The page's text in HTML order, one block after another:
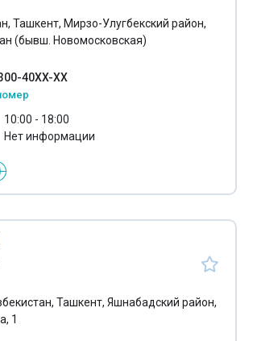
сточных вод
вод промышленных предприятий
бытовых сточных вод
Ташкент, Мирзо-Улугбекский район,
(бывш. Новомосковская)
40XX-XX
10:00 - 18:00
Нет информации
Ташкент, Яшнабадский район,
1